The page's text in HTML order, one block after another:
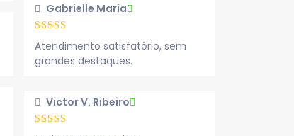
Gabrielle Maria
Atendimento satisfatório, sem
grandes destaques.
Victor V. Ribeiro